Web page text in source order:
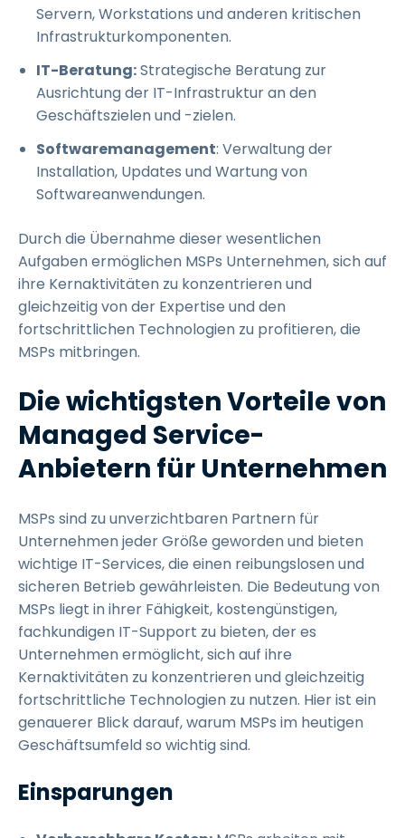
Servern, Workstations und anderen kritischen
Infrastrukturkomponenten.
IT-Beratung:Strategische Beratung zur
Ausrichtung der IT-Infrastruktur an den
Geschäftszielen und -zielen.
Softwaremanagement: Verwaltung der
Installation, Updates und Wartung von
Softwareanwendungen.
Durch die Übernahme dieser wesentlichen
Aufgaben ermöglichen MSPs Unternehmen, sich auf
ihre Kernaktivitäten zu konzentrieren und
gleichzeitig von der Expertise und den
fortschrittlichen Technologien zu profitieren, die
MSPs mitbringen.
Die wichtigsten Vorteile von
Managed Service-
Anbietern für Unternehmen
MSPs sind zu unverzichtbaren Partnern für
Unternehmen jeder Größe geworden und bieten
wichtige IT-Services, die einen reibungslosen und
sicheren Betrieb gewährleisten. Die Bedeutung von
MSPs liegt in ihrer Fähigkeit, kostengünstigen,
fachkundigen IT-Support zu bieten, der es
Unternehmen ermöglicht, sich auf ihre
Kernaktivitäten zu konzentrieren und gleichzeitig
fortschrittliche Technologien zu nutzen. Hier ist ein
genauerer Blick darauf, warum MSPs im heutigen
Geschäftsumfeld so wichtig sind.
Einsparungen